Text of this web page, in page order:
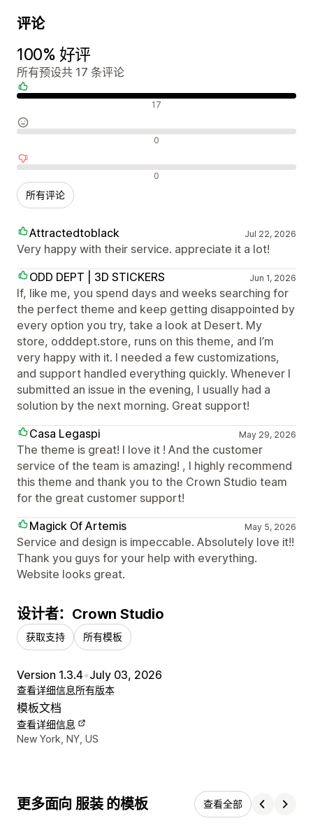
评论
100% 好评
所有预设共 17 条评论
17
0
0
所有评论
Attractedtoblack Jul 22, 2026
Very happy with their service. appreciate it a lot!
ODD DEPT | 3D STICKERS
Jun 1, 2026
If, like me, you spend days and weeks searching for
the perfect theme and keep getting disappointed by
every option you try, take a look at Desert. My
store, odddept.store, runs on this theme, and I’m
very happy with it. I needed a few customizations,
and support handled everything quickly. Whenever I
submitted an issue in the evening, I usually had a
solution by the next morning. Great support!
Casa Legaspi
May 29, 2026
The theme is great! I love it ! And the customer
service of the team is amazing! , I highly recommend
this theme and thank you to the Crown Studio team
for the great customer support!
Magick Of Artemis
May 5, 2026
Service and design is impeccable. Absolutely love it!!
Thank you guys for your help with everything.
Website looks great.
设计者：Crown Studio
获取支持 所有模板
Version 1.3.4•July 03, 2026
查看详细信息所有版本
模板文档
查看详细信息
设计师联系方式
New York, NY, US
更多面向 服装 的模板 查看全部